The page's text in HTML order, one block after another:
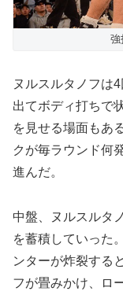
ヌルスルタノフは
出てボディ打ちで
を見せる場面もあ
クが毎ラウンド何
進んだ。
中盤、ヌルスルタ
を蓄積していった
ンターが炸裂する
フが畳みかけ、ロ